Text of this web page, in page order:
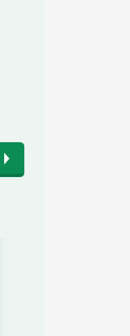
勤務地：東京丸の内エリア
英語力：中級（ビジネス経験）